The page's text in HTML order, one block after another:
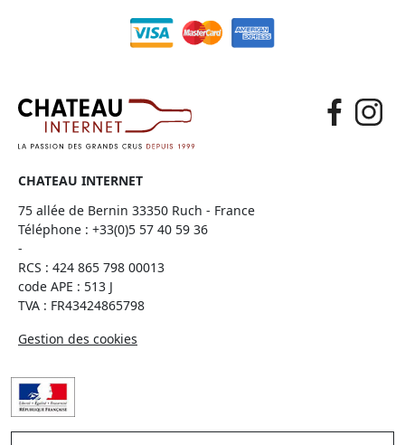
CHATEAU INTERNET
75 allée de Bernin 33350 Ruch - France
Téléphone : +33(0)5 57 40 59 36
-
RCS : 424 865 798 00013
code APE : 513 J
TVA : FR43424865798
Gestion des cookies